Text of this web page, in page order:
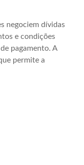
negociem dívidas
e condições
pagamento. A
permite a